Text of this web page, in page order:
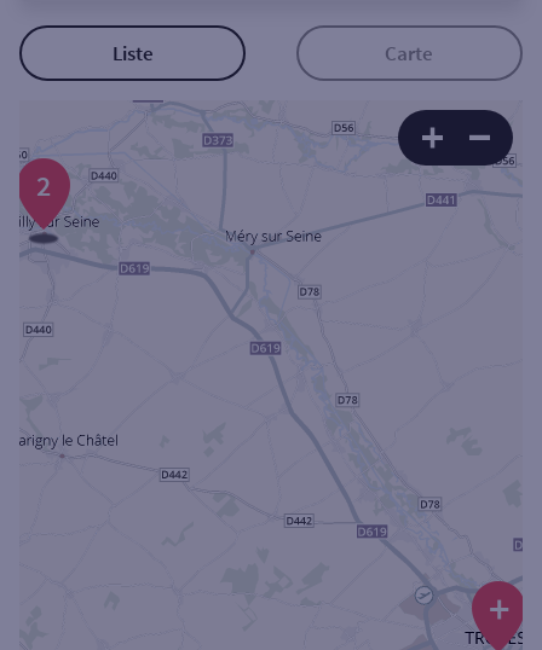
Coffre-fort
Autour de moi
Ville / Code postal
Rechercher
Liste Carte
+
2